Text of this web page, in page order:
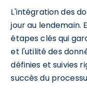
L'intégration des
jour au lendemain.
étapes clés qui
et l'utilité des
définies et suivies
succès du